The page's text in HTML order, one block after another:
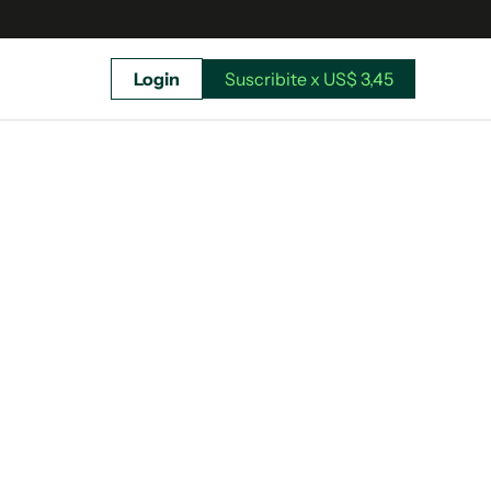
Login Suscribite x US$ 3,45